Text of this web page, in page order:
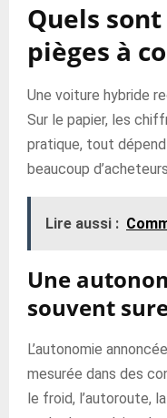
Quels
pièges à
Une voiture hybride
Sur le papier, les
pratique, tout
beaucoup
Lire aussi :
Une
souvent
L’autonomie
mesurée dans des
le froid, l’autoroute,